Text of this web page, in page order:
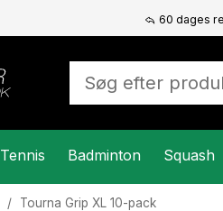
60 dages
Tennis Badminton Squash
Tourna Grip XL 10-pack